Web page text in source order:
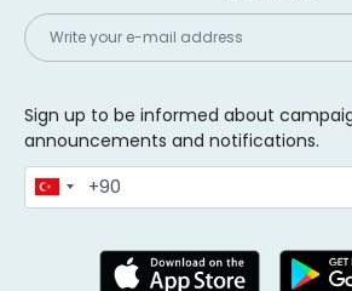
Sign up to be informed about
announcements and notifications.